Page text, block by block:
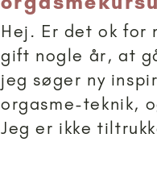
Hej. Er det ok for
gift nogle år, at
jeg søger ny
orgasme-teknik,
Jeg er ikke